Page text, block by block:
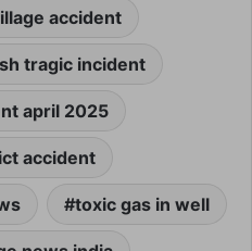
accident
tragic incident
april 2025
accident
toxic gas in well